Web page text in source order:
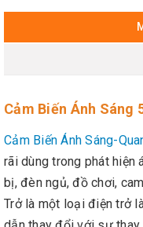
Cảm Biến Ánh Sáng
Cảm Biến Ánh Sáng-
rãi dùng trong phát hiện
bị, đèn ngủ, đồ chơi,
Trở là một loại điện trở